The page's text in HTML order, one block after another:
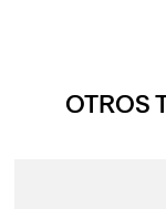
OTROS